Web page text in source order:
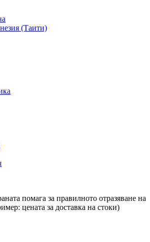
(Таити)
помага за правилното отразяване на
цената за доставка на стоки)